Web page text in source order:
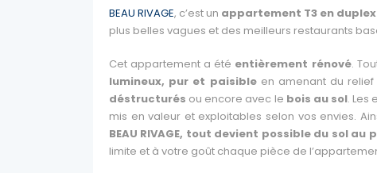
BEAU RIVAGE, c’est un appartement T3 en duplex
plus belles vagues et des meilleurs restaurants
Cet appartement a été entièrement rénové.
lumineux, pur et paisibleen amenant du relief
déstructurés ou encore avec le bois au sol. Les
mis en valeur et exploitables selon vos envies.
BEAU RIVAGE, tout devient possible du sol
limite et à votre goût chaque pièce de